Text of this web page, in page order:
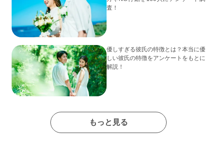
査！
優しすぎる彼氏の特徴とは？本当に優
しい彼氏の特徴をアンケートをもとに
解説！
もっと見る